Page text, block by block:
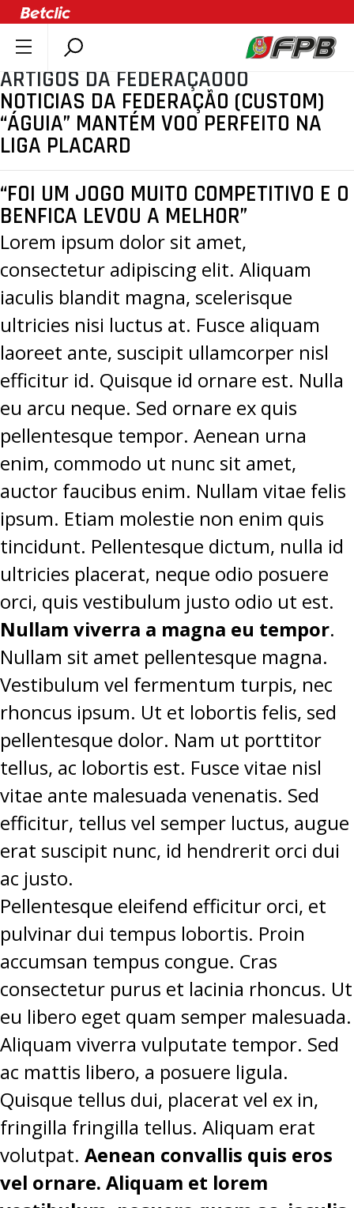
SOBRE A FPB
DOCUMENTOS
ÚLTIMAS
COMPETIÇÕES
ASSOCIAÇÕES
CLUBES
AGENTES
AGENDA
SELEÇÕES
MINIBASQUETE
ÁREA TÉCNICA
PROJETOS
LIGA BETCLIC MASCULINA
LIGA BETCLIC FEMININA
ARTIGOS DA FEDERAÇÃOOO
NOTICIAS DA FEDERAÇÃO (CUSTOM)
“ÁGUIA” MANTÉM VOO PERFEITO NA
LIGA PLACARD
“FOI UM JOGO MUITO COMPETITIVO E O
BENFICA LEVOU A MELHOR”
Lorem ipsum dolor sit amet,
consectetur adipiscing elit. Aliquam
iaculis blandit magna, scelerisque
ultricies nisi luctus at. Fusce aliquam
laoreet ante, suscipit ullamcorper nisl
efficitur id. Quisque id ornare est. Nulla
eu arcu neque. Sed ornare ex quis
pellentesque tempor. Aenean urna
enim, commodo ut nunc sit amet,
auctor faucibus enim. Nullam vitae felis
ipsum. Etiam molestie non enim quis
tincidunt. Pellentesque dictum, nulla id
ultricies placerat, neque odio posuere
orci, quis vestibulum justo odio ut est.
Nullam viverra a magna eu tempor.
Nullam sit amet pellentesque magna.
Vestibulum vel fermentum turpis, nec
rhoncus ipsum. Ut et lobortis felis, sed
pellentesque dolor. Nam ut porttitor
tellus, ac lobortis est. Fusce vitae nisl
vitae ante malesuada venenatis. Sed
efficitur, tellus vel semper luctus, augue
erat suscipit nunc, id hendrerit orci dui
ac justo.
Pellentesque eleifend efficitur orci, et
pulvinar dui tempus lobortis. Proin
accumsan tempus congue. Cras
consectetur purus et lacinia rhoncus. Ut
eu libero eget quam semper malesuada.
Aliquam viverra vulputate tempor. Sed
ac mattis libero, a posuere ligula.
Quisque tellus dui, placerat vel ex in,
fringilla fringilla tellus. Aliquam erat
volutpat. Aenean convallis quis eros
vel ornare. Aliquam et lorem